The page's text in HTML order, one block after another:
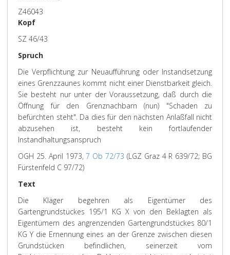
Z46043
Kopf
SZ 46/43
Spruch
Die Verpflichtung zur Neuaufführung oder Instandsetzung
eines Grenzzaunes kommt nicht einer Dienstbarkeit gleich.
Sie besteht nur unter der Voraussetzung, daß durch die
Öffnung für den Grenznachbarn (nun) "Schaden zu
befürchten steht". Da dies für den nächsten Anlaßfall nicht
abzusehen ist, besteht kein fortlaufender
Instandhaltungsanspruch
OGH 25. April 1973,7 Ob 72/73 (LGZ Graz 4 R 639/72; BG
Fürstenfeld C 97/72)
Text
Die Kläger begehren als Eigentümer des
Gartengrundstückes 195/1 KG X von den Beklagten als
Eigentümern des angrenzenden Gartengrundstückes 80/1
KG Y die Ernennung eines an der Grenze zwischen diesen
Grundstücken befindlichen, seinerzeit vom